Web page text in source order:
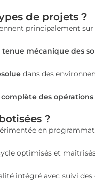
de projets ?
principalement sur
mécanique des
dans des
des opérations.
?
en
optimisés et
intégré avec suivi des